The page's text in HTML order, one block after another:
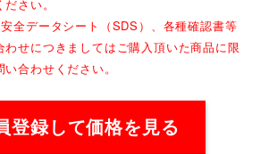
さい。
全データシート（SDS）、各種確認書等
わせにつきましてはご購入頂いた商品に限
合わせください。
登録して価格を見る